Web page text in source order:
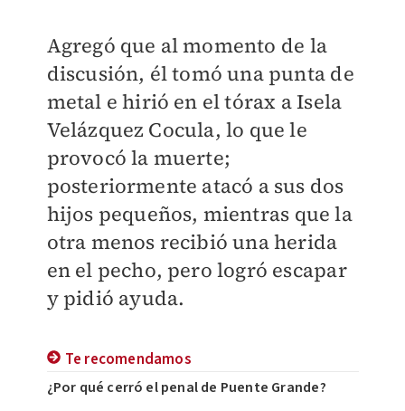
Agregó que al momento de la
discusión, él tomó una punta de
metal e hirió en el tórax a Isela
Velázquez Cocula, lo que le
provocó la muerte;
posteriormente atacó a sus dos
hijos pequeños, mientras que la
otra menos recibió una herida
en el pecho, pero logró escapar
y pidió ayuda.
Te recomendamos
¿Por qué cerró el penal de Puente Grande?